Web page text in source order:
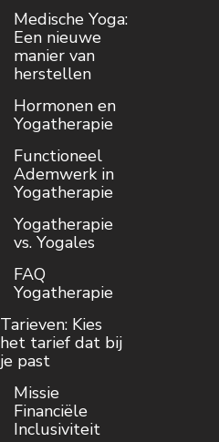
Medische Yoga:
Een nieuwe
manier van
herstellen
Hormonen en
Yogatherapie
Functioneel
Ademwerk in
Yogatherapie
Yogatherapie
vs. Yogales
FAQ
Yogatherapie
Tarieven: Kies
het tarief dat bij
je past
Missie
Financiële
Inclusiviteit